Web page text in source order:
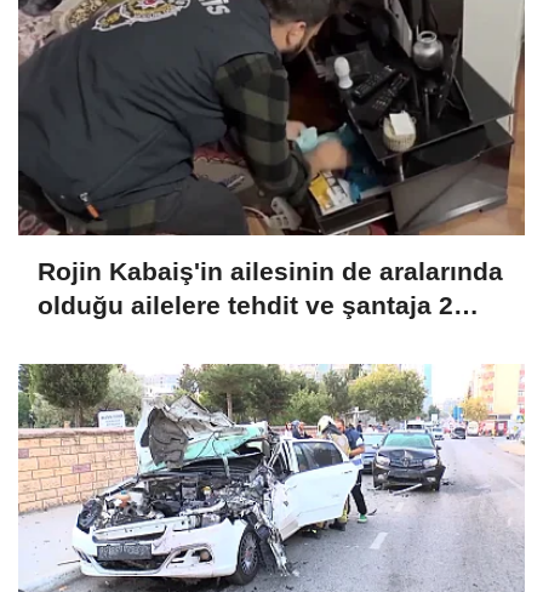
Rojin Kabaiş'in ailesinin de aralarında
olduğu ailelere tehdit ve şantaja 2